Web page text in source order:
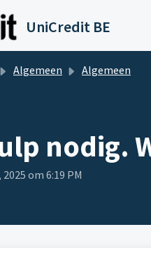
UniCredit BE
Algemeen Algemeen
nodig.
om 6:19 PM